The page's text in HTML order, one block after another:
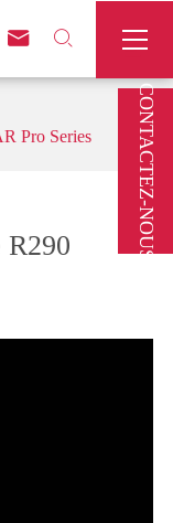
 

Pro Series
CONTACTEZ-NOUS